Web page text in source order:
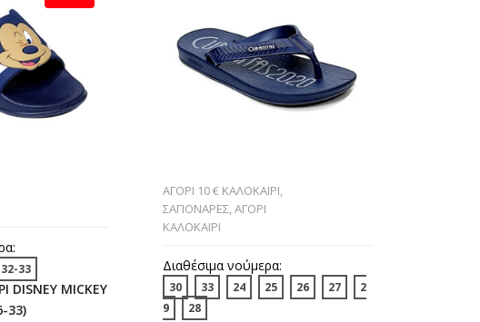
32-33
MICKEY
33)
ΑΓΟΡΙ 10 € ΚΑΛΟΚΑΙΡΙ,
ΣΑΓΙΟΝΑΡΕΣ,ΑΓΟΡΙ
ΚΑΛΟΚΑΙΡΙ
Διαθέσιμα νούμερα:
30 33 24 25 26 27
2
9
28